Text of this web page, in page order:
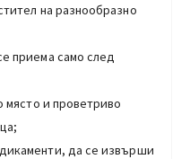
на разнообразно
приема само след
място и проветриво
да се извърши